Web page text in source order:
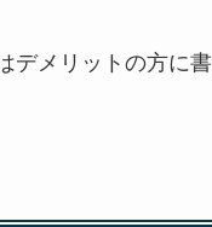
デメリットの方に